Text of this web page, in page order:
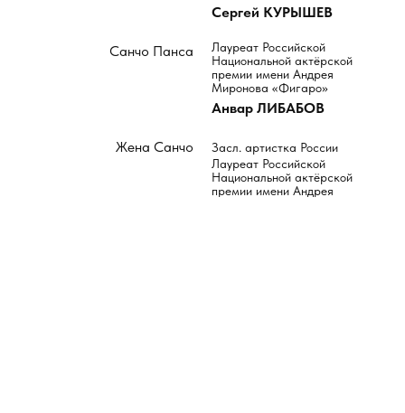
Сергей КУРЫШЕВ
Санчо Панса
Лауреат Российской
Национальной актёрской
премии имени Андрея
Миронова «Фигаро»
Анвар ЛИБАБОВ
Жена Санчо
Засл. артистка России
Лауреат Российской
Национальной актёрской
премии имени Андрея